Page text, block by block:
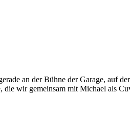
an der Bühne der Garage, auf
die wir gemeinsam mit Michael als